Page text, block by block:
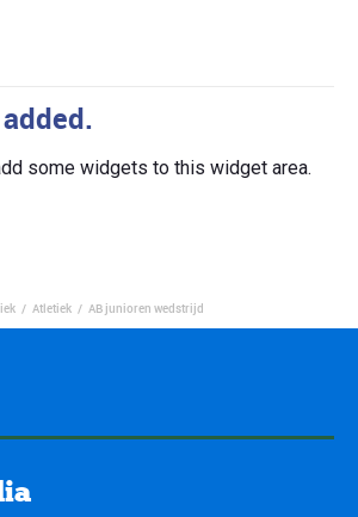
some widgets to this widget area.
/ Atletiek / AB junioren wedstrijd